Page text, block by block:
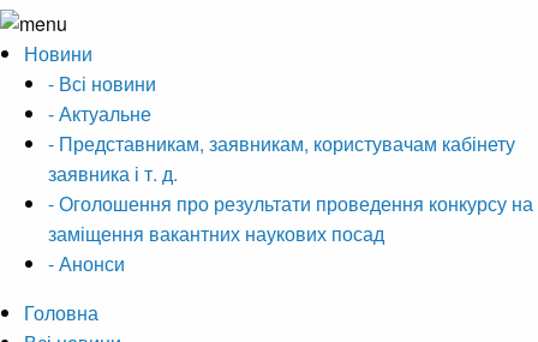
Новини
- Всі новини
- Актуальне
- Представникам, заявникам, користувачам кабінету
заявника і т. д.
- Оголошення про результати проведення конкурсу на
заміщення вакантних наукових посад
- Анонси
Головна